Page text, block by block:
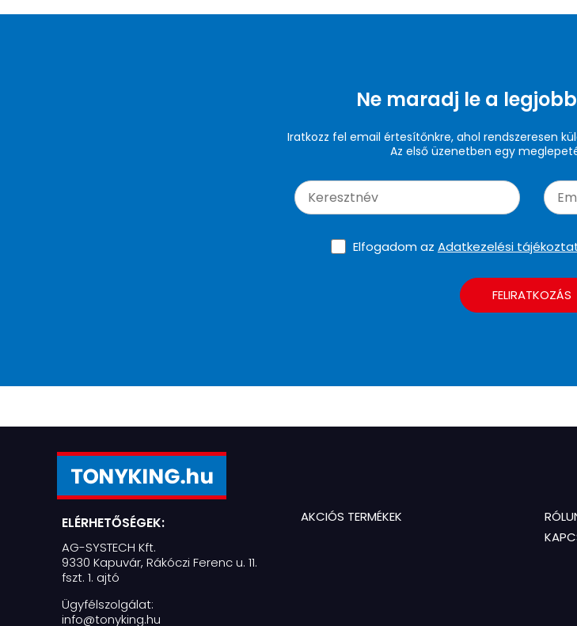
Ne maradj le a
Iratkozz fel email értesítőnkre, ahol rendszeresen
Az első üzenetben egy
Elfogadom az Adatkezelési
FELIRATKOZÁS
ELÉRHETŐSÉGEK:
AG-SYSTECH Kft.
9330 Kapuvár, Rákóczi Ferenc u. 11.
fszt. 1. ajtó
Ügyfélszolgálat:
info@tonyking.hu
AKCIÓS TERMÉKEK